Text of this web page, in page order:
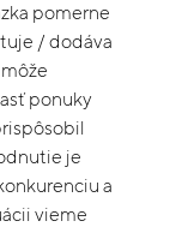
pomerne
/ dodáva
ponuky
je
a
vieme